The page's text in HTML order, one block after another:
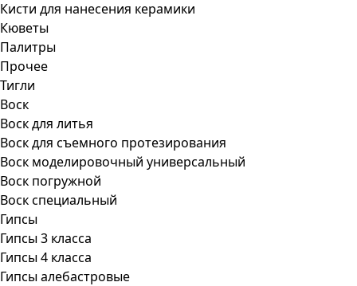
Кисти для нанесения керамики
Кюветы
Палитры
Прочее
Тигли
Воск
Воск для литья
Воск для съемного протезирования
Воск моделировочный универсальный
Воск погружной
Воск специальный
Гипсы
Гипсы 3 класса
Гипсы 4 класса
Гипсы алебастровые